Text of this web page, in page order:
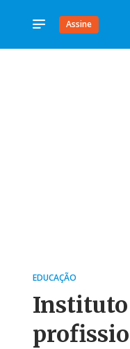
Assine
EDUCAÇÃO
Instituto